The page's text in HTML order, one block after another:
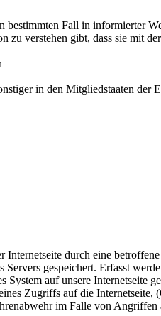
Fall in informierter
verstehen gibt, dass sie mit
in den Mitgliedstaaten der
durch eine
gespeichert. Erfasst
auf unsere
Zugriffs auf die
im Falle von